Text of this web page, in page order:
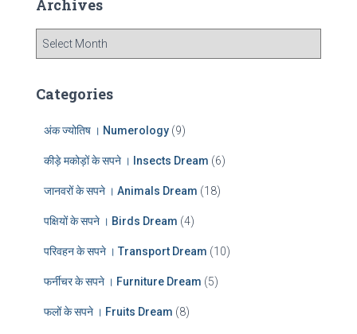
h
f
r
Archives
h
Categories
अंक ज्योतिष । Numerology (9)
कीड़े मकोड़ों के सपने । Insects Dream (6)
जानवरों के सपने । Animals Dream (18)
पक्षियों के सपने । Birds Dream (4)
परिवहन के सपने । Transport Dream (10)
फर्नीचर के सपने । Furniture Dream (5)
फलों के सपने । Fruits Dream (8)